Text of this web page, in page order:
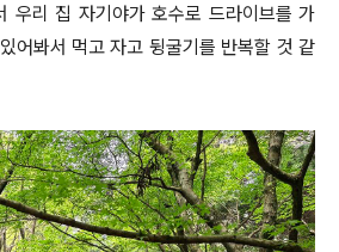
우리 집 자기야가 호수로 드라이브를 가
어봐서 먹고 자고 뒹굴기를 반복할 것 같